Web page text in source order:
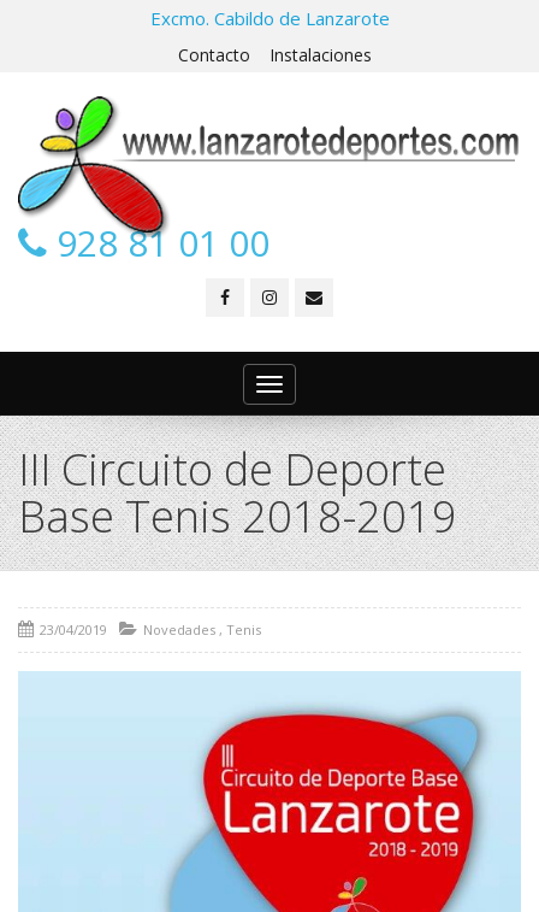
Excmo. Cabildo de Lanzarote
Contacto Instalaciones
928 81 01 00
Toggle
navigation
III Circuito de Deporte
Base Tenis 2018-2019
23/04/2019 Novedades , Tenis